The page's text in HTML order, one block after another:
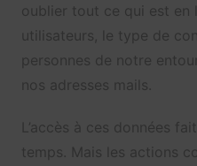
oublier tout ce qui est en
utilisateurs, le type de
personnes de notre
nos adresses mails.
L’accès à ces données
temps. Mais les actions